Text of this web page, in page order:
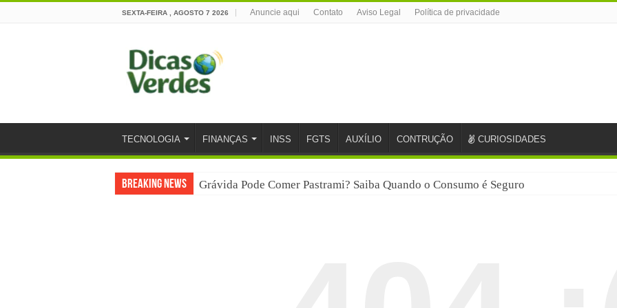
SEXTA-FEIRA , AGOSTO 7 2026 Anuncie aqui Contato Aviso Legal Política de privacidade
TECNOLOGIA FINANÇAS INSS FGTS AUXÍLIO CONTRUÇÃO CURIOSIDADES
Breaking News
Grávida Pode Comer Pastrami? Saiba Quando o Consumo é Seguro